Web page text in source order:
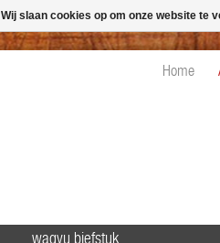
Home
wagyu biefstuk
Wij slaan cookies op om onze website te